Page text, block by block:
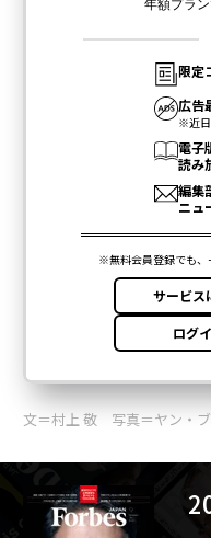
文＝村上 敬 写真＝ヤン・